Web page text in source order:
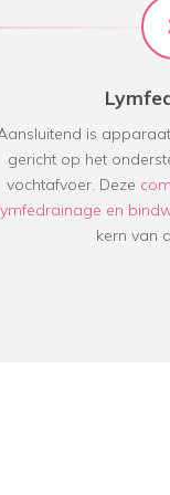
is
gericht op het
vochtafvoer. Deze
en
kern van